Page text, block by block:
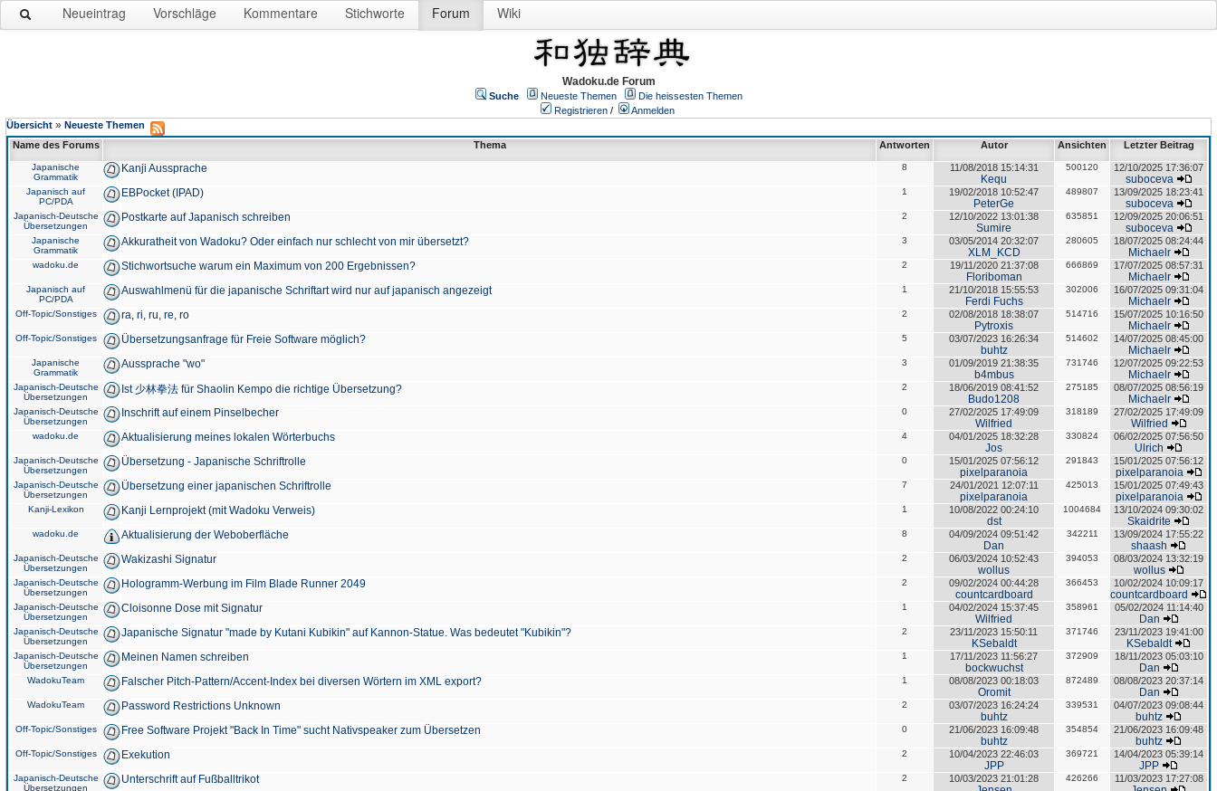
Neueintrag Vorschläge Kommentare Stichworte Forum Wiki
Wadoku.de Forum
Suche Neueste Themen
Die heissesten Themen
Registrieren /
Anmelden
Übersicht » Neueste Themen
Name des Forums
Thema Antworten Autor Ansichten Letzter Beitrag
Japanische
Grammatik
Kanji Aussprache 8 11/08/2018 15:14:31
Kequ
500120 12/10/2025 17:36:07
suboceva
Japanisch auf
PC/PDA
EBPocket (IPAD) 1 19/02/2018 10:52:47
PeterGe
489807 13/09/2025 18:23:41
suboceva
Japanisch-Deutsche
Übersetzungen
Postkarte auf Japanisch schreiben 2 12/10/2022 13:01:38
Sumire
635851 12/09/2025 20:06:51
suboceva
Japanische
Grammatik
Akkuratheit von Wadoku? Oder einfach nur schlecht von mir übersetzt? 3 03/05/2014 20:32:07
XLM_KCD
280605 18/07/2025 08:24:44
Michaelr
wadoku.de Stichwortsuche warum ein Maximum von 200 Ergebnissen? 2 19/11/2020 21:37:08
Floriboman
666869 17/07/2025 08:57:31
Michaelr
Japanisch auf
PC/PDA
Auswahlmenü für die japanische Schriftart wird nur auf japanisch angezeigt 1 21/10/2018 15:55:53
Ferdi Fuchs
302006 16/07/2025 09:31:04
Michaelr
Off-Topic/Sonstiges ra, ri, ru, re, ro 2 02/08/2018 18:38:07
Pytroxis
514716 15/07/2025 10:16:50
Michaelr
Off-Topic/Sonstiges Übersetzungsanfrage für Freie Software möglich? 5 03/07/2023 16:26:34
buhtz
514602 14/07/2025 08:45:00
Michaelr
Japanische
Grammatik
Aussprache "wo" 3 01/09/2019 21:38:35
b4mbus
731746 12/07/2025 09:22:53
Michaelr
Japanisch-Deutsche
Übersetzungen
Ist 少林拳法 für Shaolin Kempo die richtige Übersetzung? 2 18/06/2019 08:41:52
Budo1208
275185 08/07/2025 08:56:19
Michaelr
Japanisch-Deutsche
Übersetzungen
Inschrift auf einem Pinselbecher 0 27/02/2025 17:49:09
Wilfried
318189 27/02/2025 17:49:09
Wilfried
wadoku.de Aktualisierung meines lokalen Wörterbuchs 4 04/01/2025 18:32:28
Jos
330824 06/02/2025 07:56:50
Ulrich
Japanisch-Deutsche
Übersetzungen
Übersetzung - Japanische Schriftrolle 0 15/01/2025 07:56:12
pixelparanoia
291843 15/01/2025 07:56:12
pixelparanoia
Japanisch-Deutsche
Übersetzungen
Übersetzung einer japanischen Schriftrolle 7 24/01/2021 12:07:11
pixelparanoia
425013 15/01/2025 07:49:43
pixelparanoia
Kanji-Lexikon Kanji Lernprojekt (mit Wadoku Verweis) 1 10/08/2022 00:24:10
dst
1004684 13/10/2024 09:30:02
Skaidrite
wadoku.de Aktualisierung der Weboberfläche 8 04/09/2024 09:51:42
Dan
342211 13/09/2024 17:55:22
shaash
Japanisch-Deutsche
Übersetzungen
Wakizashi Signatur 2 06/03/2024 10:52:43
wollus
394053 08/03/2024 13:32:19
wollus
Japanisch-Deutsche
Übersetzungen
Hologramm-Werbung im Film Blade Runner 2049 2 09/02/2024 00:44:28
countcardboard
366453 10/02/2024 10:09:17
countcardboard
Japanisch-Deutsche
Übersetzungen
Cloisonne Dose mit Signatur 1 04/02/2024 15:37:45
Wilfried
358961 05/02/2024 11:14:40
Dan
Japanisch-Deutsche
Übersetzungen
Japanische Signatur "made by Kutani Kubikin" auf Kannon-Statue. Was bedeutet "Kubikin"? 2 23/11/2023 15:50:11
KSebaldt
371746 23/11/2023 19:41:00
KSebaldt
Japanisch-Deutsche
Übersetzungen
Meinen Namen schreiben 1 17/11/2023 11:56:27
bockwuchst
372909 18/11/2023 05:03:10
Dan
WadokuTeam Falscher Pitch-Pattern/Accent-Index bei diversen Wörtern im XML export? 1 08/08/2023 00:18:03
Oromit
872489 08/08/2023 20:37:14
Dan
WadokuTeam Password Restrictions Unknown 2 03/07/2023 16:24:24
buhtz
339531 04/07/2023 09:08:44
buhtz
Off-Topic/Sonstiges Free Software Projekt "Back In Time" sucht Nativspeaker zum Übersetzen 0 21/06/2023 16:09:48
buhtz
354854 21/06/2023 16:09:48
buhtz
Off-Topic/Sonstiges Exekution 2 10/04/2023 22:46:03
JPP
369721 14/04/2023 05:39:14
JPP
Japanisch-Deutsche
Übersetzungen
Unterschrift auf Fußballtrikot 2 10/03/2023 21:01:28 426266 11/03/2023 17:27:08